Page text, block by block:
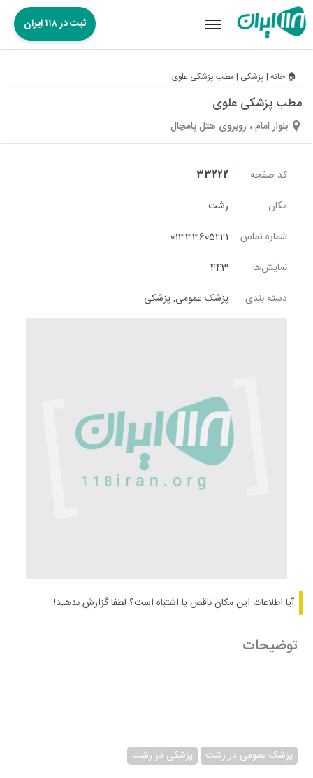
Toggle
ثبت در ۱۱۸ ایران
🏠 خانه | پزشکی |مطب پزشکی علوی
مطب پزشکی علوی
بلوار امام ، روبروی هتل پامچال
کد صفحه
33222
مکان
رشت
شماره تماس
01333605221
نمایش‌ها
443
دسته بندی
پزشک عمومی,پزشکی
آیا اطلاعات این مکان ناقص یا اشتباه است؟ لطفا گزارش بدهید!
توضیحات
پزشک عمومی در رشت پزشکی در رشت